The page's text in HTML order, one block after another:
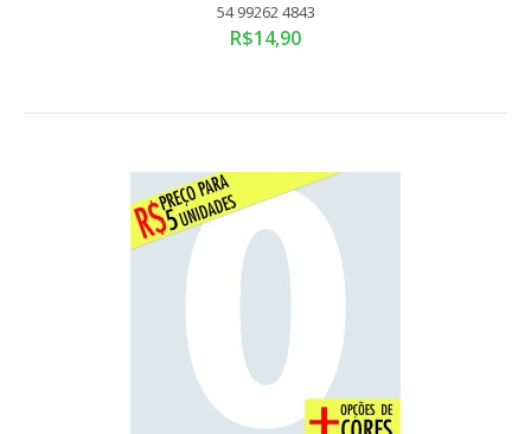
Número Digital Simples - Compras Somente pelo WattsApp
54 99262 4843
R$14,90
Compras somente pelo WattsApp 54 99262 4843Tamanho
54 99262 4843
R$14,90